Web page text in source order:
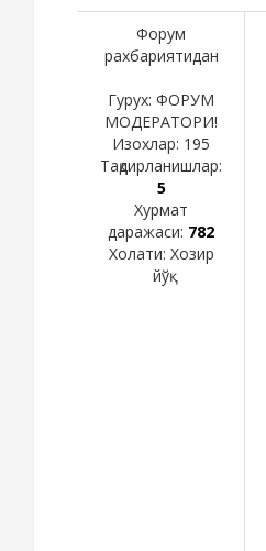
Форум
рахбариятидан
Гурух: ФОРУМ
МОДЕРАТОРИ!
Изохлар: 195
Тақдирланишлар:
5
Хурмат
даражаси: 782
Холати: Хозир
йўқ